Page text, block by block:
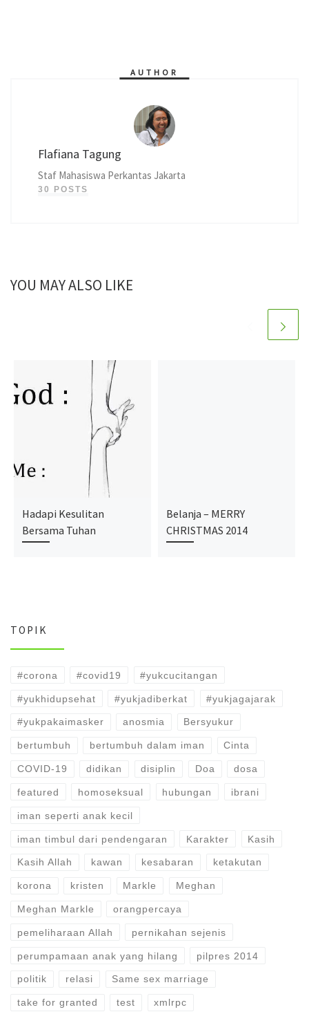
AUTHOR
Flafiana Tagung
Staf Mahasiswa Perkantas Jakarta
30 POSTS
YOU MAY ALSO LIKE
Hadapi Kesulitan
Bersama Tuhan
Belanja – MERRY
CHRISTMAS 2014
TOPIK
#corona #covid19 #yukcucitangan
#yukhidupsehat #yukjadiberkat #yukjagajarak
#yukpakaimasker anosmia Bersyukur
bertumbuh bertumbuh dalam iman Cinta
COVID-19 didikan disiplin Doa dosa
featured homoseksual hubungan ibrani
iman seperti anak kecil
iman timbul dari pendengaran Karakter Kasih
Kasih Allah kawan kesabaran ketakutan
korona kristen Markle Meghan
Meghan Markle orangpercaya
pemeliharaan Allah pernikahan sejenis
perumpamaan anak yang hilang pilpres 2014
politik relasi Same sex marriage
take for granted test xmlrpc